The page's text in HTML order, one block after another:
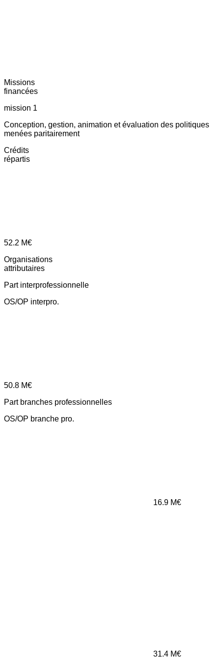
Missions
financées
mission 1
Conception, gestion, animation et évaluation des politiques
menées paritairement
Crédits
répartis
52.2 M€
Organisations
attributaires
Part interprofessionnelle
OS/OP interpro.
50.8 M€
Part branches professionnelles
OS/OP branche pro.
16.9 M€
31.4 M€